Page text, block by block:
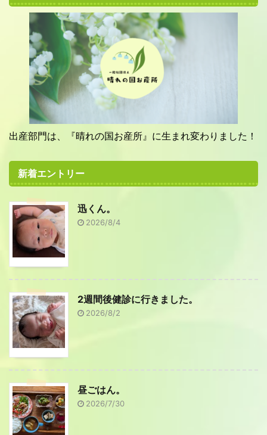
出産部門は、『晴れの国お産所』に生まれ変わりました！
新着エントリー
迅くん。
2026/8/4
2週間後健診に行きました。
2026/8/2
昼ごはん。
2026/7/30